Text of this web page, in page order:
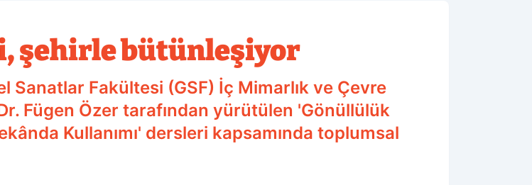
şehirle bütünleşiyor
Fakültesi (GSF) İç Mimarlık ve Çevre
Fügen Özer tarafından yürütülen 'Gönüllülük
Kullanımı' dersleri kapsamında toplumsal